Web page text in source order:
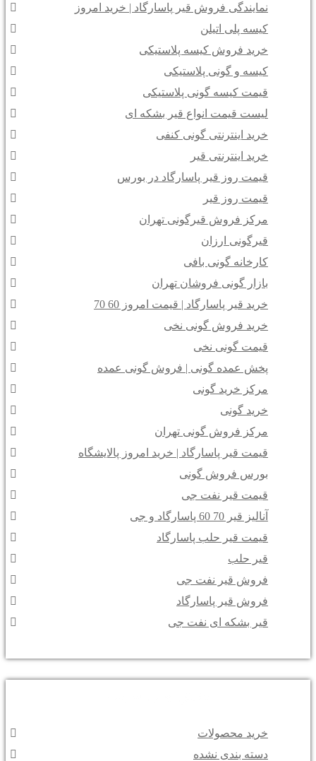
نمایندگی فروش قیر پاسارگاد | خرید امروز
کیسه پلی اتیلن
خرید فروش کیسه پلاستیکی
کیسه و گونی پلاستیکی
قیمت کیسه گونی پلاستیکی
لیست قیمت انواع قیر بشکه ای
خرید اینترنتی گونی کنفی
خرید اینترنتی قیر
قیمت روز قیر پاسارگاد در بورس
قیمت روز قیر
مرکز فروش قیرگونی تهران
قیرگونی ارزان
کارخانه گونی بافی
بازار گونی فروشان تهران
خرید قیر پاسارگاد | قیمت امروز 60 70
خرید فروش گونی نخی
قیمت گونی نخی
پخش عمده گونی | فروش گونی عمده
مرکز خرید گونی
خرید گونی
مرکز فروش گونی تهران
قیمت قیر پاسارگاد | خرید امروز پالایشگاه
بورس فروش گونی
قیمت قیر نفت جی
آنالیز قیر 70 60 پاسارگاد و جی
قیمت قیر حلب پاسارگاد
قیر حلب
فروش قیر نفت جی
فروش قیر پاسارگاد
قیر بشکه ای نفت جی
خرید محصولات
دسته بندی نشده